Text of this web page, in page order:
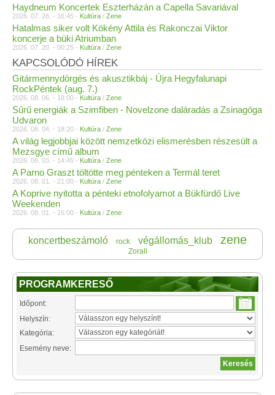
Haydneum Koncertek Eszterházán a Capella Savariával
2026. 07. 26. - 16:45 - Kultúra / Zene
Hatalmas siker volt Kökény Attila és Rakonczai Viktor
koncerje a büki Atriumban
2026. 07. 20. - 00:25 - Kultúra / Zene
KAPCSOLÓDÓ HÍREK
Gitármennydörgés és akusztikbáj - Újra Hegyfalunapi
RockPéntek (aug. 7.)
2026. 08. 06. - 18:00 - Kultúra / Zene
Sűrű energiák a Szimfiben - Novelzone daláradás a Zsinagóga
Udvaron
2026. 08. 04. - 18:20 - Kultúra / Zene
A világ legjobbjai között nemzetközi elismerésben részesült a
Mezsgye című album
2026. 08. 03. - 14:45 - Kultúra / Zene
A Parno Graszt töltötte meg pénteken a Termál teret
2026. 08. 01. - 21:00 - Kultúra / Zene
A Koprive nyitotta a pénteki etnofolyamot a Bükfürdő Live
Weekenden
2026. 08. 01. - 16:00 - Kultúra / Zene
koncertbeszámoló rock végállomás_klub zene
Zorall
PROGRAMKERESŐ
Időpont:
Helyszín:
Kategória:
Esemény neve: